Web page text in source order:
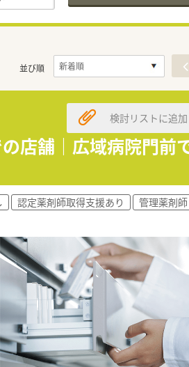
並び順
店舗｜広域病院門前
検討リストに追加
認定薬剤師取得支援あり
管理薬剤師